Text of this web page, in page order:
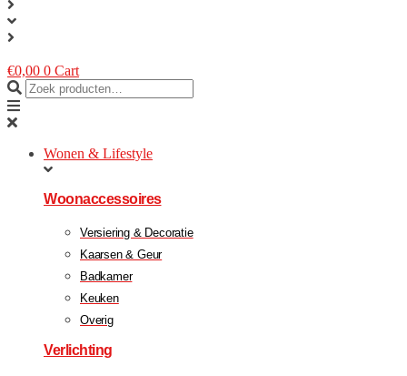
€0,00 0 Cart
Wonen & Lifestyle
Woonaccessoires
Versiering & Decoratie
Kaarsen & Geur
Badkamer
Keuken
Overig
Verlichting